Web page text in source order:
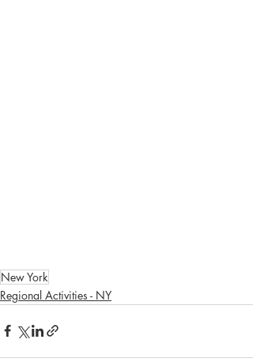
New York
Regional Activities - NY